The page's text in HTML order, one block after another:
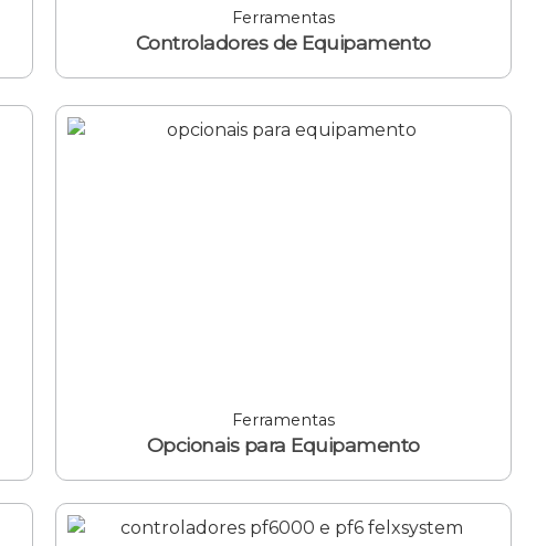
Ferramentas
Controladores de Equipamento
Ferramentas
Opcionais para Equipamento